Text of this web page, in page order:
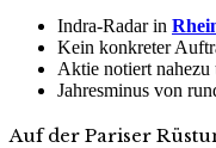
Indra-Radar in
Kein konkreter
Aktie notiert nahezu
Jahresminus von
Auf der Pariser